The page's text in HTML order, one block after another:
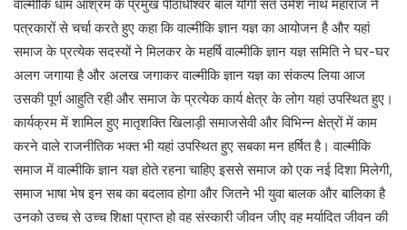
वाल्मीकि धाम आश्रम के प्रमुख पीठाधीश्वर बाल योगी संत उमेश नाथ महाराज ने
पत्रकारों से चर्चा करते हुए कहा कि वाल्मीकि ज्ञान यज्ञ का आयोजन है और यहां
समाज के प्रत्येक सदस्यों ने मिलकर के महर्षि वाल्मीकि ज्ञान यज्ञ समिति ने घर-घर
अलग जगाया है और अलख जगाकर वाल्मीकि ज्ञान यज्ञ का संकल्प लिया आज
उसकी पूर्ण आहुति रही और समाज के प्रत्येक कार्य क्षेत्र के लोग यहां उपस्थित हुए।
कार्यक्रम में शामिल हुए मातृशक्ति खिलाड़ी समाजसेवी और विभिन्न क्षेत्रों में काम
करने वाले राजनीतिक भक्त भी यहां उपस्थित हुए सबका मन हर्षित है। वाल्मीकि
समाज में वाल्मीकि ज्ञान यज्ञ होते रहना चाहिए इससे समाज को एक नई दिशा मिलेगी,
समाज भाषा भेष इन सब का बदलाव होगा और जितने भी युवा बालक और बालिका है
उनको उच्च से उच्च शिक्षा प्राप्त हो वह संस्कारी जीवन जीए वह मर्यादित जीवन की